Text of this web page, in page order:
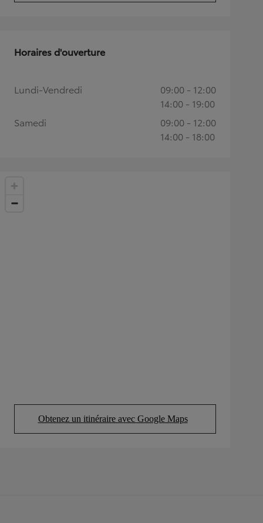
Obtenez un itinéraire avec Google Maps
(Opens in new tab)
Horaires d'ouverture
Lundi-Vendredi
09:00 - 12:00
14:00 - 19:00
Samedi
09:00 - 12:00
14:00 - 18:00